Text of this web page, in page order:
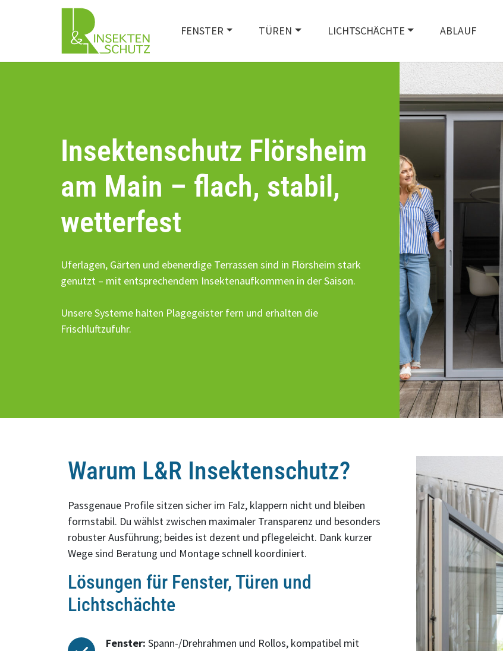
FENSTER TÜREN LICHTSCHÄCHTE ABLAUF
Insektenschutz Flörsheim
am Main – flach, stabil,
wetterfest
Uferlagen, Gärten und ebenerdige Terrassen sind in Flörsheim stark
genutzt – mit entsprechendem Insektenaufkommen in der Saison.
Unsere Systeme halten Plagegeister fern und erhalten die
Frischluftzufuhr.
Warum L&R Insektenschutz?
Passgenaue Profile sitzen sicher im Falz, klappern nicht und bleiben
formstabil. Du wählst zwischen maximaler Transparenz und besonders
robuster Ausführung; beides ist dezent und pflegeleicht. Dank kurzer
Wege sind Beratung und Montage schnell koordiniert.
Lösungen für Fenster, Türen und
Lichtschächte
Fenster: Spann-/Drehrahmen und Rollos, kompatibel mit